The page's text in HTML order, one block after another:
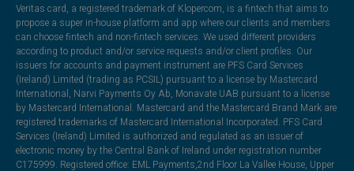
Veritas card, a registered trademark of Klopercom, is a fintech that aims to
propose a super in-house platform and app where our clients and members
can choose fintech and non-fintech services. We used different providers
according to product and/or service requests and/or client profiles. Our
issuers for accounts and payment instrument are PFS Card Services
(Ireland) Limited (trading as PCSIL) pursuant to a license by Mastercard
International, Narvi Payments Oy Ab, Monavate UAB pursuant to a license
by Mastercard International. Mastercard and the Mastercard Brand Mark are
registered trademarks of Mastercard International Incorporated. PFS Card
Services (Ireland) Limited is authorized and regulated as an issuer of
electronic money by the Central Bank of Ireland under registration number
C175999. Registered office: EML Payments,2nd Floor La Vallee House, Upper